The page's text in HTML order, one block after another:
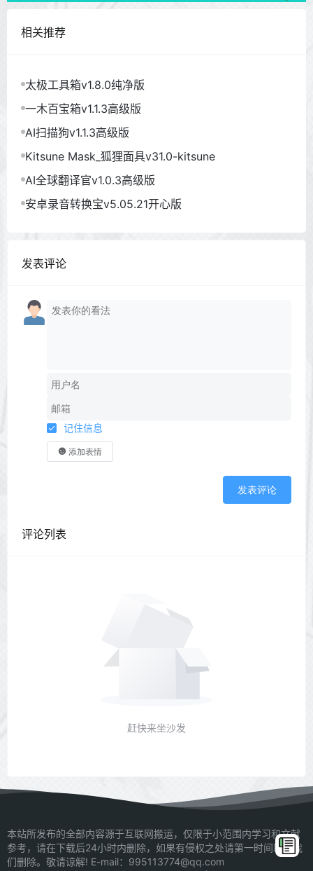
相关推荐
太极工具箱v1.8.0纯净版
一木百宝箱v1.1.3高级版
AI扫描狗v1.1.3高级版
Kitsune Mask_狐狸面具v31.0-kitsune
AI全球翻译官v1.0.3高级版
安卓录音转换宝v5.05.21开心版
发表评论
记住信息
添加表情
发表评论
评论列表
赶快来坐沙发
本站所发布的全部内容源于互联网搬运，仅限于小范围内学习和文献
参考，请在下载后24小时内删除，如果有侵权之处请第一时间联系我
们删除。敬请谅解! E-mail：995113774@qq.com